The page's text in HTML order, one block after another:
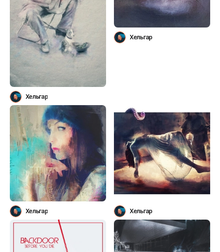
Хельгар
Хельгар
Хельгар Хельгар